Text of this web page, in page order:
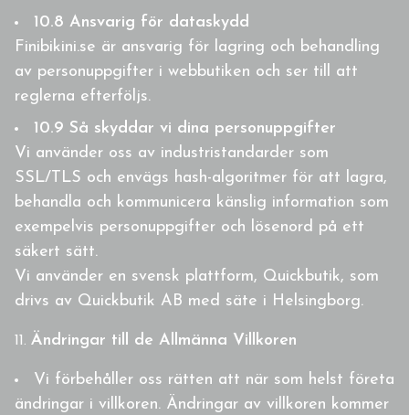
10.8 Ansvarig för dataskydd
Finibikini.se är ansvarig för lagring och behandling
av personuppgifter i webbutiken och ser till att
reglerna efterföljs.
10.9 Så skyddar vi dina personuppgifter
Vi använder oss av industristandarder som
SSL/TLS och envägs hash-algoritmer för att lagra,
behandla och kommunicera känslig information som
exempelvis personuppgifter och lösenord på ett
säkert sätt.
Vi använder en svensk plattform, Quickbutik, som
drivs av Quickbutik AB med säte i Helsingborg.
Ändringar till de Allmänna Villkoren
Vi förbehåller oss rätten att när som helst företa
ändringar i villkoren. Ändringar av villkoren kommer